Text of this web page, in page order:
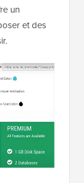
un
et des